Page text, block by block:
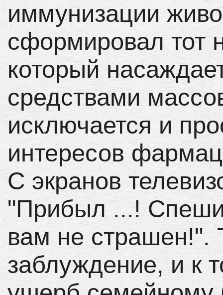
иммунизации
сформировал тот
который
средствами
исключается и
интересов
С экранов
"Прибыл ...!
вам не страшен!".
заблуждение, и к